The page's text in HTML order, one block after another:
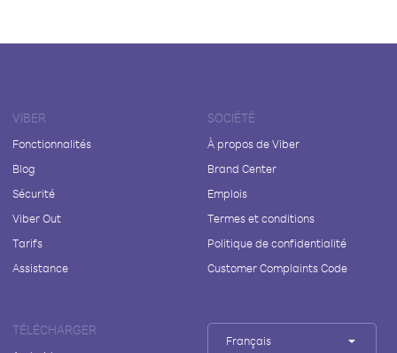
VIBER
Fonctionnalités
Blog
Sécurité
Viber Out
Tarifs
Assistance
SOCIÉTÉ
À propos de Viber
Brand Center
Emplois
Termes et conditions
Politique de confidentialité
Customer Complaints Code
TÉLÉCHARGER
Français